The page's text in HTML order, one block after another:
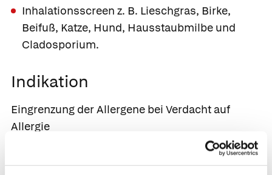
Inhalationsscreen z. B. Lieschgras, Birke,
Beifuß, Katze, Hund, Hausstaubmilbe und
Cladosporium.
Indikation
Eingrenzung der Allergene bei Verdacht auf
Allergie